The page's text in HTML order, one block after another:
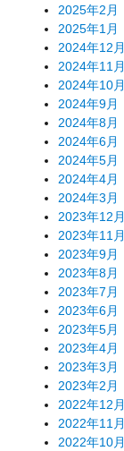
2025年2月
2025年1月
2024年12月
2024年11月
2024年10月
2024年9月
2024年8月
2024年6月
2024年5月
2024年4月
2024年3月
2023年12月
2023年11月
2023年9月
2023年8月
2023年7月
2023年6月
2023年5月
2023年4月
2023年3月
2023年2月
2022年12月
2022年11月
2022年10月